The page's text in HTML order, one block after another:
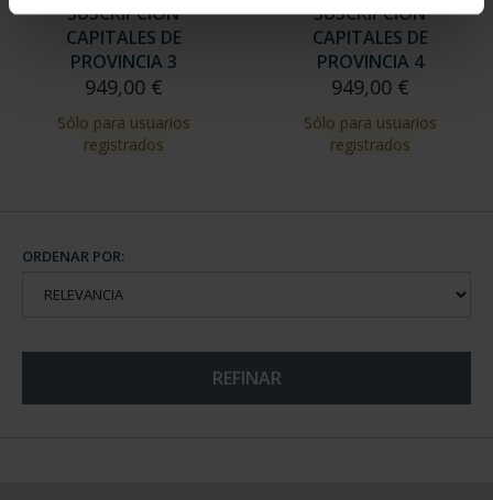
SUSCRIPCIÓN
CAPITALES DE
PROVINCIA 3
949,00 €
Sólo para usuarios
registrados
SUSCRIPCIÓN
CAPITALES DE
PROVINCIA 4
949,00 €
Sólo para usuarios
registrados
ORDENAR POR:
REFINAR